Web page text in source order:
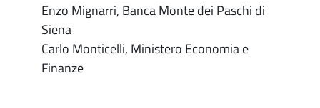
Enzo Mignarri, Banca Monte dei Paschi di
Siena
Carlo Monticelli, Ministero Economia e
Finanze